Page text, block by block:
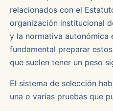
relacionados con el
organización institucional
y la normativa autonómica
fundamental preparar
que suelen tener un peso
El sistema de selección
una o varias pruebas que